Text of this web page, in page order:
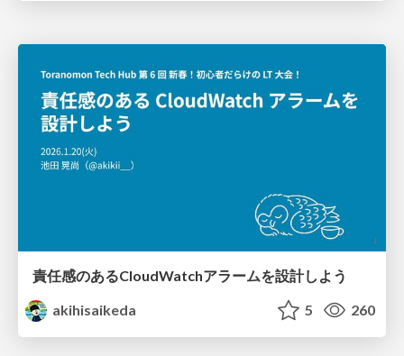
責任感のあるCloudWatchアラームを設計しよう
akihisaikeda
5 260